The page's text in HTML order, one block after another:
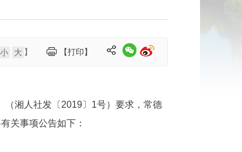
【打印】
小 大 】
（湘人社发〔2019〕1号）要求，常德
关事项公告如下：